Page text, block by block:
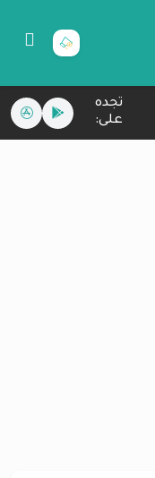
تجده
على: